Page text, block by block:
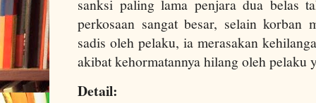
sanksi paling lama penjara dua belas
perkosaan sangat besar, selain korban
sadis oleh pelaku, ia merasakan
akibat kehormatannya hilang oleh
Detail: